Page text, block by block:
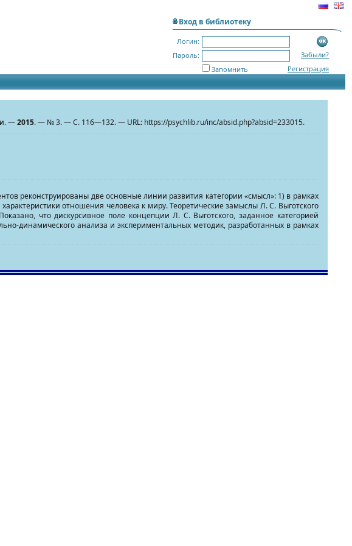
Вход в библиотеку
Логин:
Пароль:
Забыли?
Регистрация
Запомнить
—2015. — № 3. — С. 116—132. — URL: https://psychlib.ru/inc/absid.php?absid=233015.
реконструированы две основные линии развития категории «смысл»: 1) в рамках
отношения человека к миру. Теоретические замыслы Л. С. Выготского
что дискурсивное поле концепции Л. С. Выготского, заданное категорией
динамического анализа и экспериментальных методик, разработанных в рамках